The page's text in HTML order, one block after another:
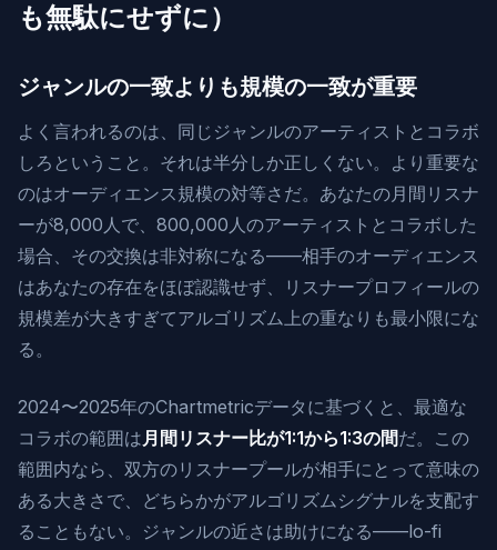
も無駄にせずに）
ジャンルの一致よりも規模の一致が重要
よく言われるのは、同じジャンルのアーティストとコラボ
しろということ。それは半分しか正しくない。より重要な
のはオーディエンス規模の対等さだ。あなたの月間リスナ
ーが8,000人で、800,000人のアーティストとコラボした
場合、その交換は非対称になる——相手のオーディエンス
はあなたの存在をほぼ認識せず、リスナープロフィールの
規模差が大きすぎてアルゴリズム上の重なりも最小限にな
る。
2024〜2025年のChartmetricデータに基づくと、最適な
コラボの範囲は月間リスナー比が1:1から1:3の間だ。この
範囲内なら、双方のリスナープールが相手にとって意味の
ある大きさで、どちらかがアルゴリズムシグナルを支配す
ることもない。ジャンルの近さは助けになる——lo-fi